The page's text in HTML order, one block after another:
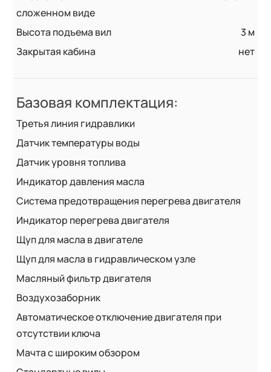
сложенном виде
Высота подъема вил
3 м
Закрытая кабина
нет
Базовая комплектация:
Третья линия гидравлики
Датчик температуры воды
Датчик уровня топлива
Индикатор давления масла
Система предотвращения перегрева двигателя
Индикатор перегрева двигателя
Щуп для масла в двигателе
Щуп для масла в гидравлическом узле
Масляный фильтр двигателя
Воздухозаборник
Автоматическое отключение двигателя при
отсутствии ключа
Мачта с широким обзором